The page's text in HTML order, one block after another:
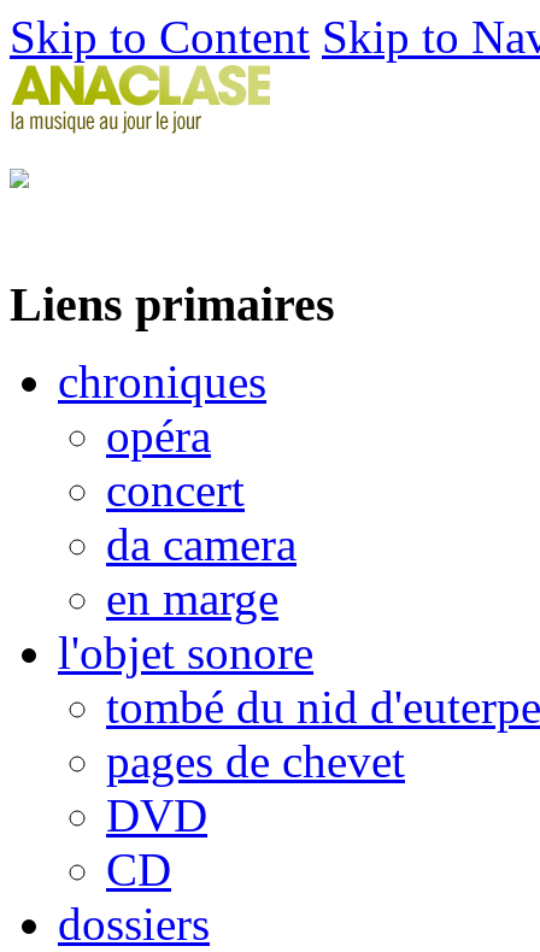
Skip to Content Skip to
Liens primaires
chroniques
opéra
concert
da camera
en marge
l'objet sonore
tombé du nid d'euterpe
pages de chevet
DVD
CD
dossiers